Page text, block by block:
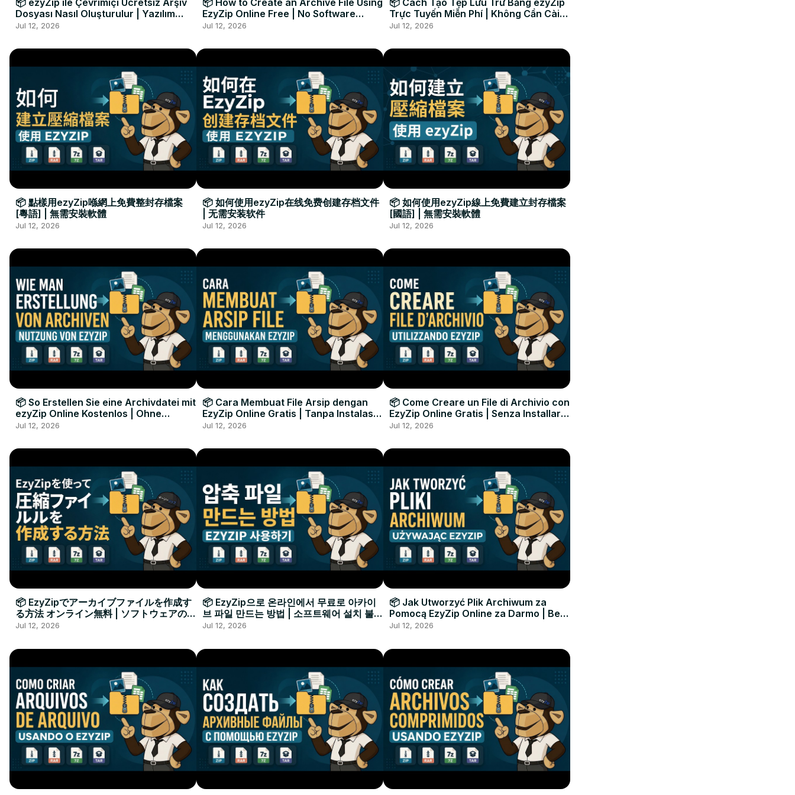
Dosyası Nasıl Oluşturulur | Yazılım
Kurulumu Gerekmez
Jul 12, 2026
EzyZip Online Free | No Software
Installation Required
Jul 12, 2026
Trực Tuyến Miễn Phí | Không Cần Cài
Đặt Phần Mềm
Jul 12, 2026
📦 點樣用ezyZip喺網上免費整封存檔案
[粵語] | 無需安裝軟體
Jul 12, 2026
📦 如何使用ezyZip在线免费创建存档文件
| 无需安装软件
Jul 12, 2026
📦 如何使用ezyZip線上免費建立封存檔案
[國語] | 無需安裝軟體
Jul 12, 2026
📦 So Erstellen Sie eine Archivdatei mit
ezyZip Online Kostenlos | Ohne
Softwareinstallation
Jul 12, 2026
📦 Cara Membuat File Arsip dengan
EzyZip Online Gratis | Tanpa Instalasi
Perangkat Lunak
Jul 12, 2026
📦 Come Creare un File di Archivio con
EzyZip Online Gratis | Senza Installare
Software
Jul 12, 2026
📦 EzyZipでアーカイブファイルを作成す
る方法 オンライン無料 | ソフトウェアのイ
ンストール不要
Jul 12, 2026
📦 EzyZip으로 온라인에서 무료로 아카이
브 파일 만드는 방법 | 소프트웨어 설치 불필
요
Jul 12, 2026
📦 Jak Utworzyć Plik Archiwum za
Pomocą EzyZip Online za Darmo | Bez
Instalacji Oprogramowania
Jul 12, 2026